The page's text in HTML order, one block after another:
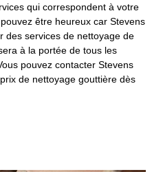
qui correspondent à votre
être heureux car Stevens
des services de nettoyage de
à la portée de tous les
pouvez contacter Stevens
de nettoyage gouttière dès